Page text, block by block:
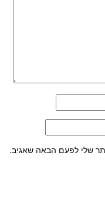
שלי לפעם הבאה שאגיב.